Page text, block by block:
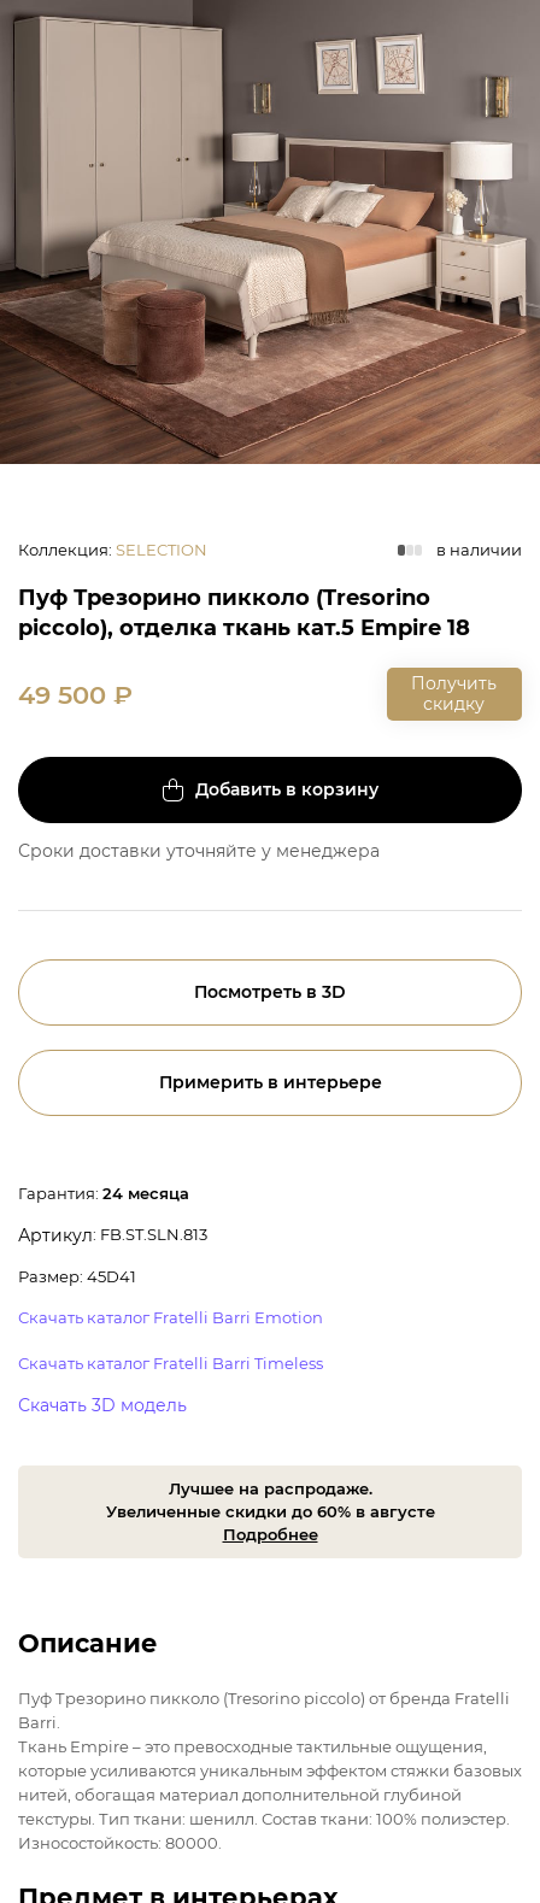
Коллекция: SELECTION в наличии
Пуф Трезорино пикколо (Tresorino
piccolo), отделка ткань кат.5 Empire 18
49 500 ₽
Получить
скидку
Добавить в корзину
Сроки доставки уточняйте у менеджера
Посмотреть в 3D
Примерить в интерьере
Гарантия: 24 месяца
Артикул: FB.ST.SLN.813
Размер: 45D41
Скачать каталог Fratelli Barri Emotion
Скачать каталог Fratelli Barri Timeless
Скачать 3D модель
Лучшее на распродаже.
Увеличенные скидки до 60% в августе
Подробнее
Описание
Пуф Трезорино пикколо (Tresorino piccolo) от бренда Fratelli
Barri.
Ткань Empire – это превосходные тактильные ощущения,
которые усиливаются уникальным эффектом стяжки базовых
нитей, обогащая материал дополнительной глубиной
текстуры. Тип ткани: шенилл. Состав ткани: 100% полиэстер.
Износостойкость: 80000.